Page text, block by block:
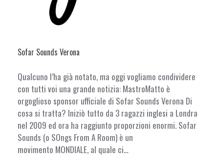
Sofar Sounds Verona
Qualcuno l’ha già notato, ma oggi vogliamo condividere
con tutti voi una grande notizia: MastroMatto è
orgoglioso sponsor ufficiale di Sofar Sounds Verona Di
cosa si tratta? Iniziò tutto da 3 ragazzi inglesi a Londra
nel 2009 ed ora ha raggiunto proporzioni enormi. Sofar
Sounds (o SOngs From A Room) è un
movimento MONDIALE, al quale ci…